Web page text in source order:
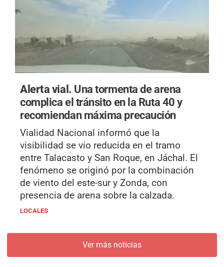
Alerta vial. Una tormenta de arena
complica el tránsito en la Ruta 40 y
recomiendan máxima precaución
Vialidad Nacional informó que la
visibilidad se vio reducida en el tramo
entre Talacasto y San Roque, en Jáchal. El
fenómeno se originó por la combinación
de viento del este-sur y Zonda, con
presencia de arena sobre la calzada.
LOCALES
Ver más noticias